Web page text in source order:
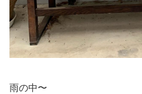
雨の中〜